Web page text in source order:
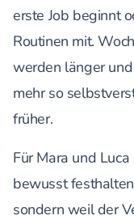
erste Job beginnt
Routinen mit.
werden länger
mehr so
früher.
Für Mara und
bewusst
sondern weil der